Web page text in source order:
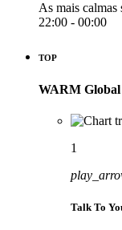
As mais calmas
22:00 - 00:00
TOP
WARM
1
Talk To